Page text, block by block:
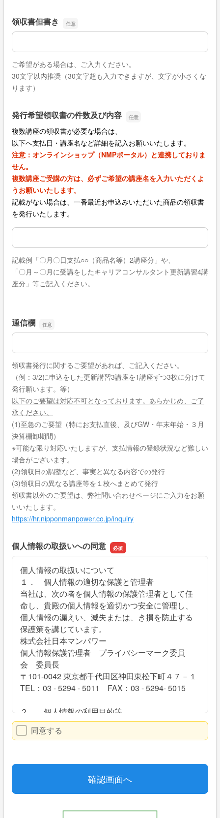
領収書但書き
領収書但書き
ご希望がある場合は、ご入力ください。
30文字以内推奨（30文字超も入力できますが、文字が小さくな
ります）
発行希望領収書の件数及び内容
複数講座の領収書が必要な場合は、
以下へ支払日・講座名など詳細を記入お願いいたします。
注意：オンラインショップ（NMPポータル）と連携しておりま
せん。
複数講座ご受講の方は、 必ずご希望の講座名を入力いただくよ
うお願いいたします。
記載がない場合は、一番最近お申込みいただいた商品の領収書
を発行いたします。
発行希望領収書の件数及び内容
記載例「〇月〇日支払○○（商品名等）2講座分」や、
「〇月～〇月に受講をしたキャリアコンサルタント更新講習4講
座分」等ご記入ください。
通信欄
通信欄
領収書発行に関するご要望があれば、ご記入ください。
（例：3/2に申込をした更新講習3講座を1講座ずつ3枚に分けて
発行願います。等）
以下のご要望は対応不可となっております。あらかじめ、ご了
承ください。
(1)至急のご要望（特にお支払直後、及びGW・年末年始・３月
決算棚卸期間）
※可能な限り対応いたしますが、支払情報の登録状況など難しい
場合がございます。
(2)領収日の調整など、事実と異なる内容での発行
(3)領収日の異なる講座等を１枚へまとめて発行
領収書以外のご要望は、弊社問い合わせページにご入力をお願
いいたします。
https://hr.nipponmanpower.co.jp/inquiry
個人情報の取扱いへの同意
個人情報の取扱いについて
１． 個人情報の適切な保護と管理者
当社は、次の者を個人情報の保護管理者として任
命し、貴殿の個人情報を適切かつ安全に管理し、
個人情報の漏えい、滅失または、き損を防止する
保護策を講じています。
株式会社日本マンパワー
個人情報保護管理者 プライバシーマーク委員
会 委員長
〒101-0042 東京都千代田区神田東松下町４７－１
TEL：03 - 5294 - 5011 FAX：03 - 5294- 5015
２． 個人情報の利用目的等
(1) 貴殿がご自身の個人情報を当社に提供される
か否かは、貴殿のご判断によりますが、もしご提
込に基づくサービス提供の過程で取得した貴殿の
個人情報は、次の目的に利用いたします（注）。
同意する